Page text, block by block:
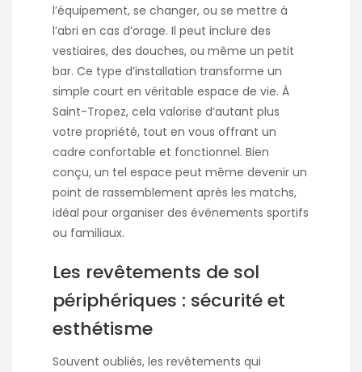
l’équipement, se changer, ou se mettre à
l’abri en cas d’orage. Il peut inclure des
vestiaires, des douches, ou même un petit
bar. Ce type d’installation transforme un
simple court en véritable espace de vie. À
Saint-Tropez, cela valorise d’autant plus
votre propriété, tout en vous offrant un
cadre confortable et fonctionnel. Bien
conçu, un tel espace peut même devenir un
point de rassemblement après les matchs,
idéal pour organiser des événements sportifs
ou familiaux.
Les revêtements de sol
périphériques : sécurité et
esthétisme
Souvent oubliés, les revêtements qui